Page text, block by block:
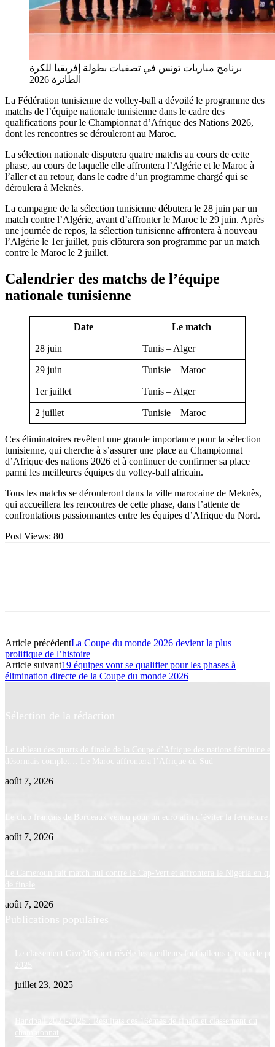
برنامج مباريات تونس في تصفيات بطولة إفريقيا للكرة
الطائرة 2026
La Fédération tunisienne de volley-ball a dévoilé le programme des
matchs de l’équipe nationale tunisienne dans le cadre des
qualifications pour le Championnat d’Afrique des Nations 2026,
dont les rencontres se dérouleront au Maroc.
La sélection nationale disputera quatre matchs au cours de cette
phase, au cours de laquelle elle affrontera l’Algérie et le Maroc à
l’aller et au retour, dans le cadre d’un programme chargé qui se
déroulera à Meknès.
La campagne de la sélection tunisienne débutera le 28 juin par un
match contre l’Algérie, avant d’affronter le Maroc le 29 juin. Après
une journée de repos, la sélection tunisienne affrontera à nouveau
l’Algérie le 1er juillet, puis clôturera son programme par un match
contre le Maroc le 2 juillet.
Calendrier des matchs de l’équipe
nationale tunisienne
Date Le match
28 juin Tunis – Alger
29 juin Tunisie – Maroc
1er juillet Tunis – Alger
2 juillet Tunisie – Maroc
Ces éliminatoires revêtent une grande importance pour la sélection
tunisienne, qui cherche à s’assurer une place au Championnat
d’Afrique des nations 2026 et à continuer de confirmer sa place
parmi les meilleures équipes du volley-ball africain.
Tous les matchs se dérouleront dans la ville marocaine de Meknès,
qui accueillera les rencontres de cette phase, dans l’attente de
confrontations passionnantes entre les équipes d’Afrique du Nord.
Post Views: 80
Article précédentLa Coupe du monde 2026 devient la plus
prolifique de l’histoire
Article suivant19 équipes vont se qualifier pour les phases à
élimination directe de la Coupe du monde 2026
Sélection de la rédaction
Le tableau des quarts de finale de la Coupe d’Afrique des nations féminine
désormais complet… Le Maroc affrontera l’Afrique du Sud
août 7, 2026
Le club français de Bordeaux vendu pour un euro afin d’éviter la fermeture
août 7, 2026
Le Cameroun fait match nul contre le Cap-Vert et affrontera le Nigeria en
de finale
août 7, 2026
Publications populaires
Le classement GiveMeSport révèle les meilleurs footballeurs du monde
2025
juillet 23, 2025
Handball 2024-2025 : Résultats des 16èmes de finale et classement du
championnat